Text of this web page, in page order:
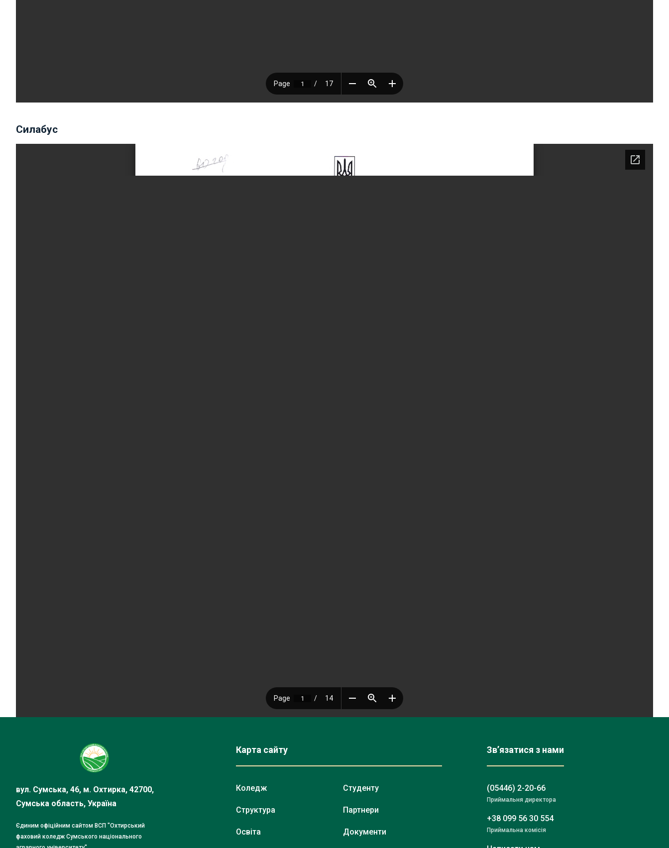
Силабус
вул. Сумська, 46, м. Охтирка, 42700,
Сумська область, Україна
Єдиним офіційним сайтом ВСП "Охтирський
фаховий коледж Сумського національного
Карта сайту
Коледж
Структура
Освіта
Студенту
Партнери
Документи
Зв’язатися з нами
(05446) 2-20-66
Приймальня директора
+38 099 56 30 554
Приймальна комісія